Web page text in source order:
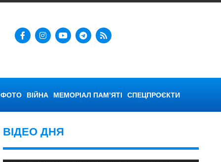
ФОТО ВІЙНА МЕМОРІАЛ ПАМ’ЯТІ СПЕЦПРОЄКТИ
ВІДЕО ДНЯ